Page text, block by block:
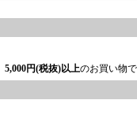
5,000円(税抜)以上のお買い物で